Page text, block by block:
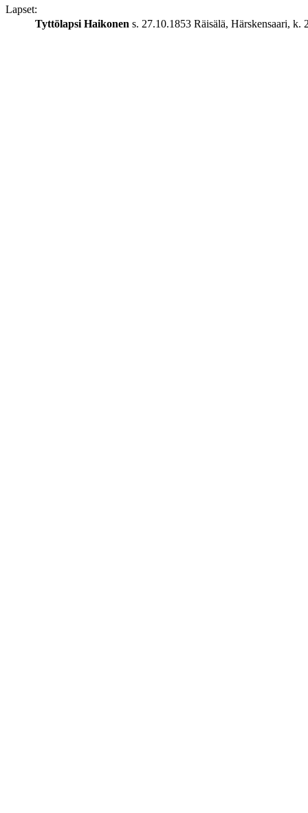
Lapset:
Tyttölapsi Haikonen s. 27.10.1853 Räisälä, Härskensaari,